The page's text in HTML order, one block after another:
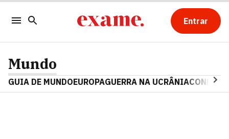
Entrar
Mundo
GUIA DE MUNDOEUROPAGUERRA NA UCRÂNIA